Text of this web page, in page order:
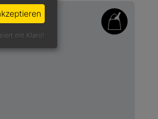
mit Klaro!